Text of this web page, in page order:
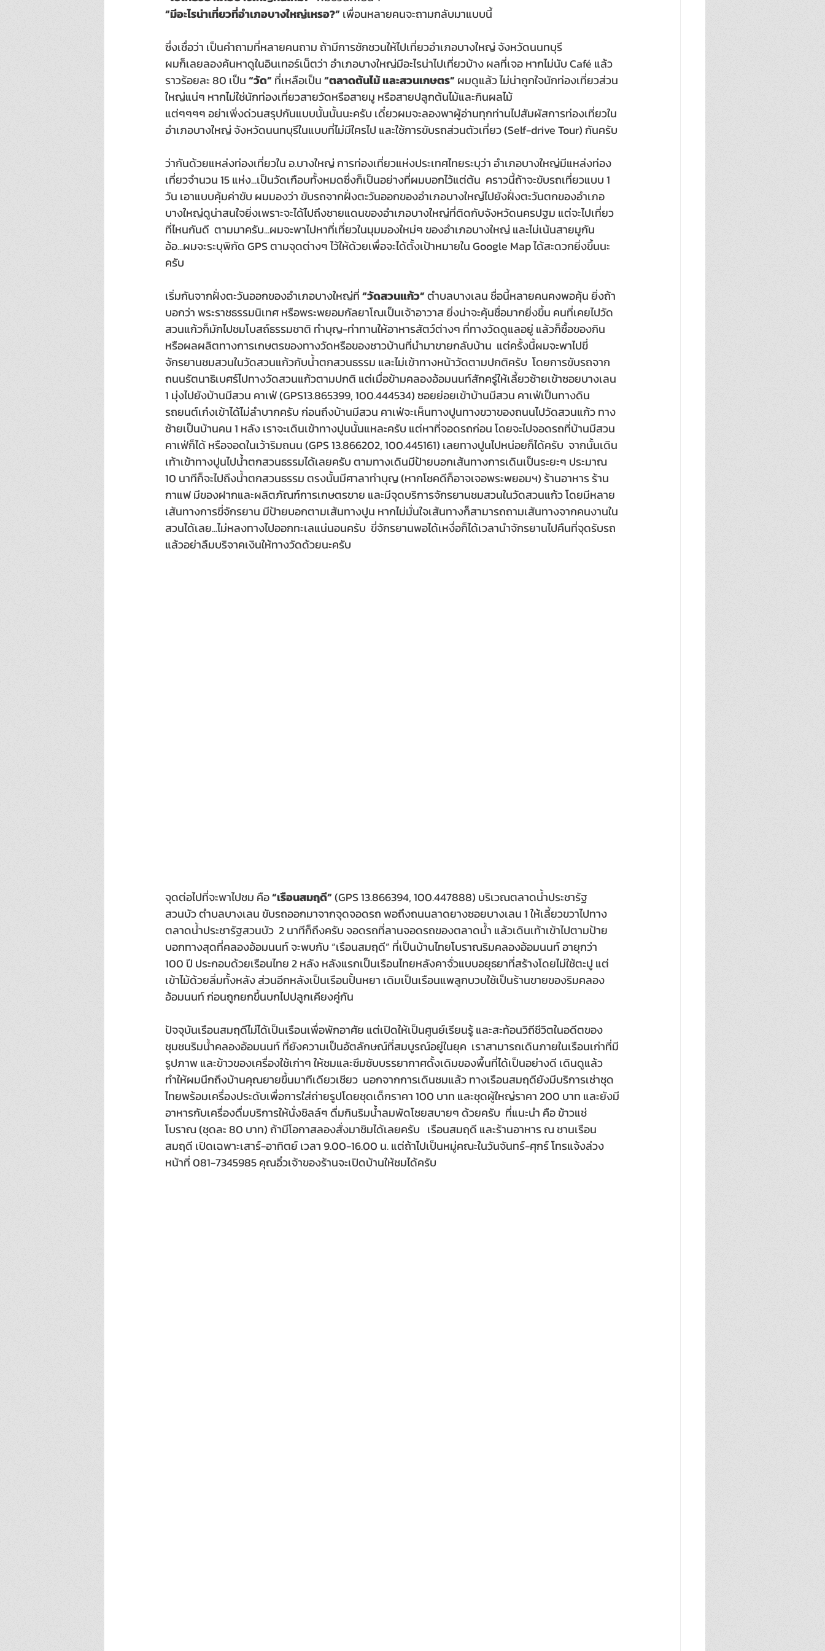
“มีอะไรน่าเที่ยวที่อำเภอบางใหญ่เหรอ?” เพื่อนหลายคนจะถามกลับมาแบบนี้
ซึ่งเชื่อว่า เป็นคำถามที่หลายคนถาม ถ้ามีการชักชวนให้ไปเที่ยวอำเภอบางใหญ่ จังหวัดนนทบุรี
ผมก็เลยลองค้นหาดูในอินเทอร์เน็ตว่า อำเภอบางใหญ่มีอะไรน่าไปเที่ยวบ้าง ผลที่เจอ หากไม่นับ Café แล้ว
ราวร้อยละ 80 เป็น “วัด” ที่เหลือเป็น “ตลาดต้นไม้ และสวนเกษตร” ผมดูแล้ว ไม่น่าถูกใจนักท่องเที่ยวส่วน
ใหญ่แน่ๆ หากไม่ใช่นักท่องเที่ยวสายวัดหรือสายมู หรือสายปลูกต้นไม้และกินผลไม้
แต่ๆๆๆๆ อย่าเพิ่งด่วนสรุปกันแบบนั้นนั้นนะครับ เดี๋ยวผมจะลองพาผู้อ่านทุกท่านไปสัมผัสการท่องเที่ยวใน
อำเภอบางใหญ่ จังหวัดนนทบุรีในแบบที่ไม่มีใครไป และใช้การขับรถส่วนตัวเที่ยว (Self-drive Tour) กันครับ
ว่ากันด้วยแหล่งท่องเที่ยวใน อ.บางใหญ่ การท่องเที่ยวแห่งประเทศไทยระบุว่า อำเภอบางใหญ่มีแหล่งท่อง
เที่ยวจำนวน 15 แห่ง...เป็นวัดเกือบทั้งหมดซึ่งก็เป็นอย่างที่ผมบอกไว้แต่ต้น  คราวนี้ถ้าจะขับรถเที่ยวแบบ 1
วัน เอาแบบคุ้มค่าขับ ผมมองว่า ขับรถจากฝั่งตะวันออกของอำเภอบางใหญ่ไปยังฝั่งตะวันตกของอำเภอ
บางใหญ่ดูน่าสนใจยิ่งเพราะจะได้ไปถึงชายแดนของอำเภอบางใหญ่ที่ติดกับจังหวัดนครปฐม แต่จะไปเที่ยว
ที่ไหนกันดี  ตามมาครับ...ผมจะพาไปหาที่เที่ยวในมุมมองใหม่ๆ ของอำเภอบางใหญ่ และไม่เน้นสายมูกัน
อ้อ...ผมจะระบุพิกัด GPS ตามจุดต่างๆ ไว้ให้ด้วยเพื่อจะได้ตั้งเป้าหมายใน Google Map ได้สะดวกยิ่งขึ้นนะ
ครับ
เริ่มกันจากฝั่งตะวันออกของอำเภอบางใหญ่ที่ “วัดสวนแก้ว” ตำบลบางเลน ชื่อนี้หลายคนคงพอคุ้น ยิ่งถ้า
บอกว่า พระราชธรรมนิเทศ หรือพระพยอมกัลยาโณเป็นเจ้าอาวาส ยิ่งน่าจะคุ้นชื่อมากยิ่งขึ้น คนที่เคยไปวัด
สวนแก้วก็มักไปชมโบสถ์ธรรมชาติ ทำบุญ-ทำทานให้อาหารสัตว์ต่างๆ ที่ทางวัดดูแลอยู่ แล้วก็ซื้อของกิน
หรือผลผลิตทางการเกษตรของทางวัดหรือของชาวบ้านที่นำมาขายกลับบ้าน  แต่ครั้งนี้ผมจะพาไปขี่
จักรยานชมสวนในวัดสวนแก้วกับน้ำตกสวนธรรม และไม่เข้าทางหน้าวัดตามปกติครับ  โดยการขับรถจาก
ถนนรัตนาธิเบศร์ไปทางวัดสวนแก้วตามปกติ แต่เมื่อข้ามคลองอ้อมนนท์สักครู่ให้เลี้ยวซ้ายเข้าซอยบางเลน
1 มุ่งไปยังบ้านมีสวน คาเฟ่ (GPS13.865399, 100.444534) ซอยย่อยเข้าบ้านมีสวน คาเฟ่เป็นทางดิน
รถยนต์เก๋งเข้าได้ไม่ลำบากครับ ก่อนถึงบ้านมีสวน คาเฟ่จะเห็นทางปูนทางขวาของถนนไปวัดสวนแก้ว ทาง
ซ้ายเป็นบ้านคน 1 หลัง เราจะเดินเข้าทางปูนนั้นแหละครับ แต่หาที่จอดรถก่อน โดยจะไปจอดรถที่บ้านมีสวน
คาเฟ่ก็ได้ หรือจอดในเว้าริมถนน (GPS 13.866202, 100.445161) เลยทางปูนไปหน่อยก็ได้ครับ  จากนั้นเดิน
เท้าเข้าทางปูนไปน้ำตกสวนธรรมได้เลยครับ ตามทางเดินมีป้ายบอกเส้นทางการเดินเป็นระยะๆ ประมาณ
10 นาทีก็จะไปถึงน้ำตกสวนธรรม ตรงนั้นมีศาลาทำบุญ (หากโชคดีก็อาจเจอพระพยอมฯ) ร้านอาหาร ร้าน
กาแฟ มีของฝากและผลิตภัณฑ์การเกษตรขาย และมีจุดบริการจักรยานชมสวนในวัดสวนแก้ว โดยมีหลาย
เส้นทางการขี่จักรยาน มีป้ายบอกตามเส้นทางปูน หากไม่มั่นใจเส้นทางก็สามารถถามเส้นทางจากคนงานใน
สวนได้เลย...ไม่หลงทางไปออกทะเลแน่นอนครับ  ขี่จักรยานพอได้เหงื่อก็ได้เวลานำจักรยานไปคืนที่จุดรับรถ
แล้วอย่าลืมบริจาคเงินให้ทางวัดด้วยนะครับ
จุดต่อไปที่จะพาไปชม คือ “เรือนสมฤดี” (GPS 13.866394, 100.447888) บริเวณตลาดน้ำประชารัฐ
สวนบัว ตำบลบางเลน ขับรถออกมาจากจุดจอดรถ พอถึงถนนลาดยางซอยบางเลน 1 ให้เลี้ยวขวาไปทาง
ตลาดน้ำประชารัฐสวนบัว  2 นาทีก็ถึงครับ จอดรถที่ลานจอดรถของตลาดน้ำ แล้วเดินเท้าเข้าไปตามป้าย
บอกทางสุดที่คลองอ้อมนนท์ จะพบกับ “เรือนสมฤดี” ที่เป็นบ้านไทยโบราณริมคลองอ้อมนนท์ อายุกว่า
100 ปี ประกอบด้วยเรือนไทย 2 หลัง หลังแรกเป็นเรือนไทยหลังคาจั่วแบบอยุธยาที่สร้างโดยไม่ใช้ตะปู แต่
เข้าไม้ด้วยลิ่มทั้งหลัง ส่วนอีกหลังเป็นเรือนปั้นหยา เดิมเป็นเรือนแพลูกบวบใช้เป็นร้านขายของริมคลอง
อ้อมนนท์ ก่อนถูกยกขึ้นบกไปปลูกเคียงคู่กัน
ปัจจุบันเรือนสมฤดีไม่ได้เป็นเรือนเพื่อพักอาศัย แต่เปิดให้เป็นศูนย์เรียนรู้ และสะท้อนวิถีชีวิตในอดีตของ
ชุมชนริมน้ำคลองอ้อมนนท์ ที่ยังความเป็นอัตลักษณ์ที่สมบูรณ์อยู่ในยุค  เราสามารถเดินภายในเรือนเก่าที่มี
รูปภาพ และข้าวของเครื่องใช้เก่าๆ ให้ชมและซึมซับบรรยากาศดั้งเดิมของพื้นที่ได้เป็นอย่างดี เดินดูแล้ว
ทำให้ผมนึกถึงบ้านคุณยายขึ้นมาทีเดียวเชียว  นอกจากการเดินชมแล้ว ทางเรือนสมฤดียังมีบริการเช่าชุด
ไทยพร้อมเครื่องประดับเพื่อการใส่ถ่ายรูปโดยชุดเด็กราคา 100 บาท และชุดผู้ใหญ่ราคา 200 บาท และยังมี
อาหารกับเครื่องดื่มบริการให้นั่งชิลล์ๆ ดื่มกินริมน้ำลมพัดโชยสบายๆ ด้วยครับ  ที่แนะนำ คือ ข้าวแช่
โบราณ (ชุดละ 80 บาท) ถ้ามีโอกาสลองสั่งมาชิมได้เลยครับ   เรือนสมฤดี และร้านอาหาร ณ ชานเรือน
สมฤดี เปิดเฉพาะเสาร์-อาทิตย์ เวลา 9.00-16.00 น. แต่ถ้าไปเป็นหมู่คณะในวันจันทร์-ศุกร์ โทรแจ้งล่วง
หน้าที่ 081-7345985 คุณอิ๋วเจ้าของร้านจะเปิดบ้านให้ชมได้ครับ